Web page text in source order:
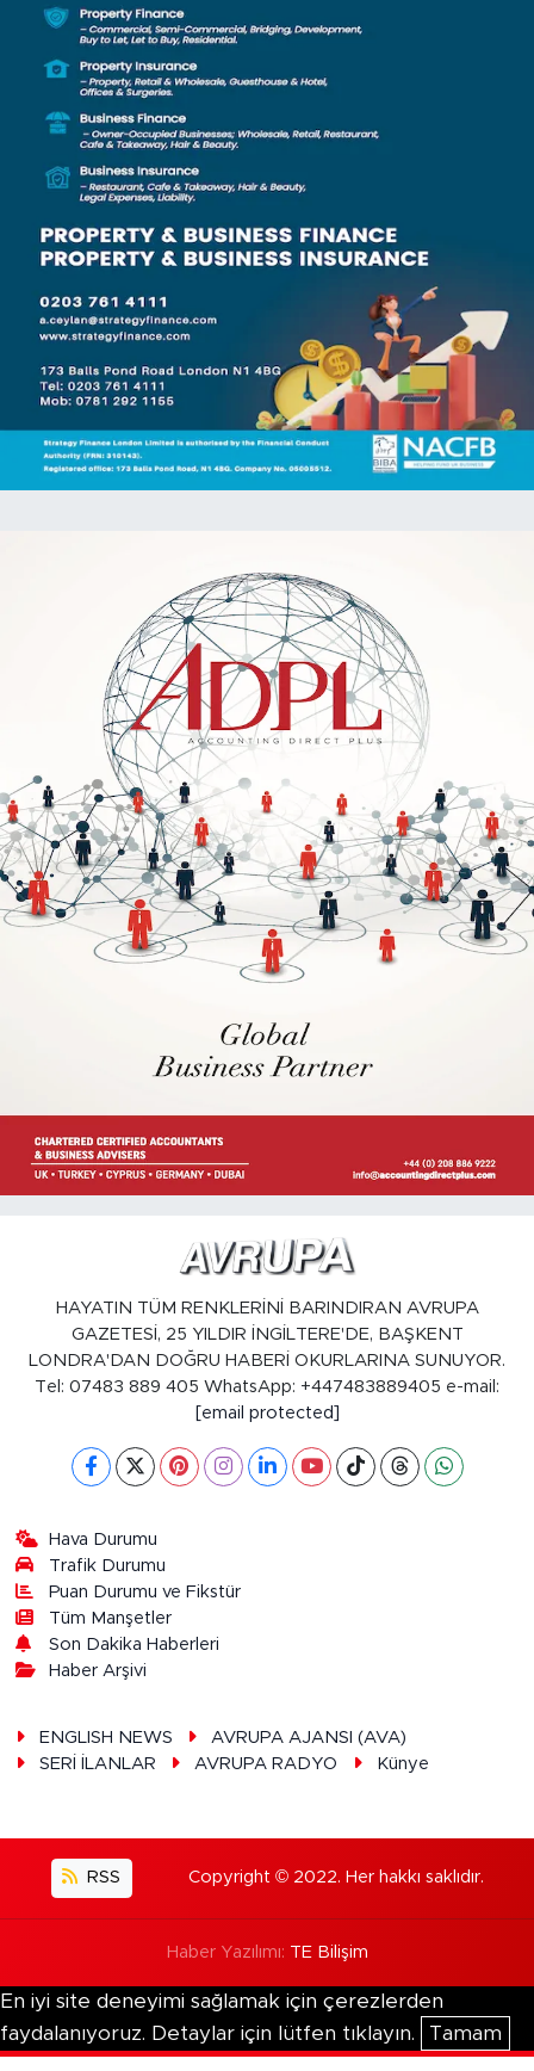
HAYATIN TÜM RENKLERİNİ BARINDIRAN AVRUPA
GAZETESİ, 25 YILDIR İNGİLTERE'DE, BAŞKENT
LONDRA'DAN DOĞRU HABERİ OKURLARINA SUNUYOR.
Tel: 07483 889 405 WhatsApp: +447483889405 e-mail:
[email protected]
Hava Durumu
Trafik Durumu
Puan Durumu ve Fikstür
Tüm Manşetler
Son Dakika Haberleri
Haber Arşivi
ENGLISH NEWS
AVRUPA AJANSI (AVA)
SERİ İLANLAR
AVRUPA RADYO Künye
RSS Copyright © 2022. Her hakkı saklıdır.
Haber Yazılımı: TE Bilişim
En iyi site deneyimi sağlamak için çerezlerden
faydalanıyoruz. Detaylar için lütfen tıklayın.
Tamam